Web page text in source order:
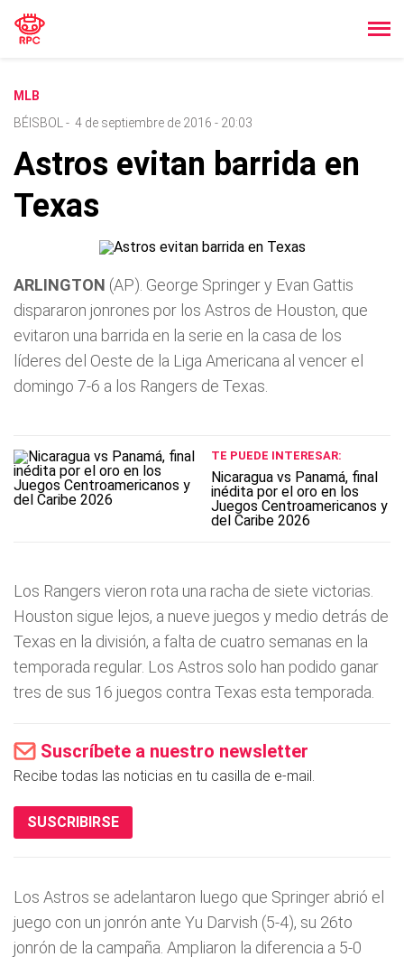
MLB
BÉISBOL
- 4 de septiembre de 2016 - 20:03
Astros evitan barrida en
Texas
ARLINGTON (AP). George Springer y Evan Gattis
dispararon jonrones por los Astros de Houston, que
evitaron una barrida en la serie en la casa de los
líderes del Oeste de la Liga Americana al vencer el
domingo 7-6 a los Rangers de Texas.
TE PUEDE INTERESAR:
Nicaragua vs Panamá, final
inédita por el oro en los
Juegos Centroamericanos y
del Caribe 2026
Los Rangers vieron rota una racha de siete victorias.
Houston sigue lejos, a nueve juegos y medio detrás de
Texas en la división, a falta de cuatro semanas en la
temporada regular. Los Astros solo han podido ganar
tres de sus 16 juegos contra Texas esta temporada.
Suscríbete a nuestro newsletter
Recibe todas las noticias en tu casilla de e-mail.
SUSCRIBIRSE
Los Astros se adelantaron luego que Springer abrió el
juego con un jonrón ante Yu Darvish (5-4), su 26to
jonrón de la campaña. Ampliaron la diferencia a 5-0